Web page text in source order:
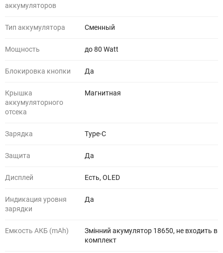
аккумуляторов
Тип аккумулятора Сменный
Мощность до 80 Watt
Блокировка кнопки Да
Крышка
аккумуляторного
отсека
Магнитная
Зарядка Type-C
Защита Да
Дисплей Есть, OLED
Индикация уровня
зарядки
Да
Емкость АКБ (mAh)
Змінний акумулятор 18650, не входить в
комплект